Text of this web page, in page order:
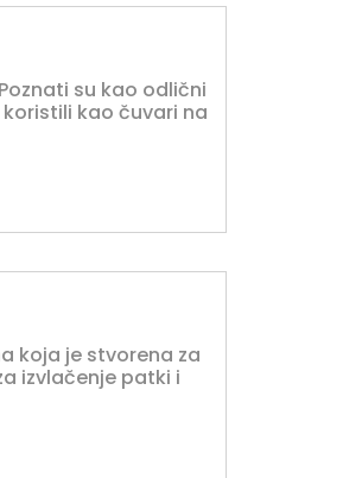
su kao odlični
kao čuvari na
koja je stvorena za
izvlačenje patki i